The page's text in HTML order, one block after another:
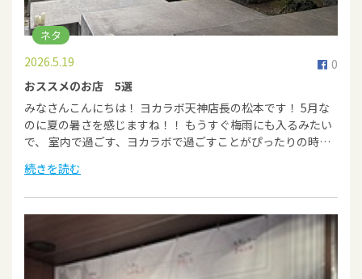
ネタ
0
2026.5.19
おススメのお店 5選
みなさんこんにちは！ ヨカラボ天神店長の松本です！ 5月な
のに夏の暑さを感じますね！！ もうすぐ梅雨にも入るみたい
で、 室内で過ごす、ヨカラボで過ごすことがぴったりの時…
続きを読む